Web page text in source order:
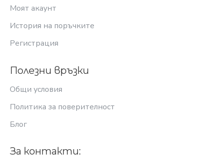
Моят акаунт
История на поръчките
Регистрация
Полезни връзки
Общи условия
Политика за поверителност
Блог
За контакти: